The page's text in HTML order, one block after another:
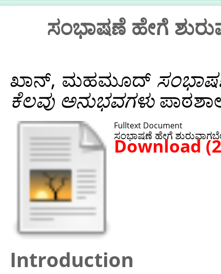
ಸಂಭಾಷಣೆ ಹೇಗೆ
ಖಾನ್, ಮಹಮೂದ್
ಕೆಲವು ಅನುಭವಗಳು
Fulltext Document
ಸಂಭಾಷಣೆ ಹೇಗೆ
Download
Introduction